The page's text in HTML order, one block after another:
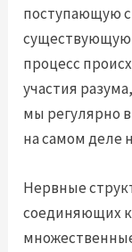
поступающую
существующую
процесс
участия
мы регулярно
на самом деле
Нервные
соединяющих